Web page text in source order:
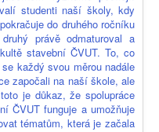
studenti naší školy, kdy
do druhého ročníku
právě odmaturoval a
stavební ČVUT. To, co
každý svou měrou nadále
započali na naší škole, ale
je důkaz, že spolupráce
ČVUT funguje a umožňuje
tématům, která je začala